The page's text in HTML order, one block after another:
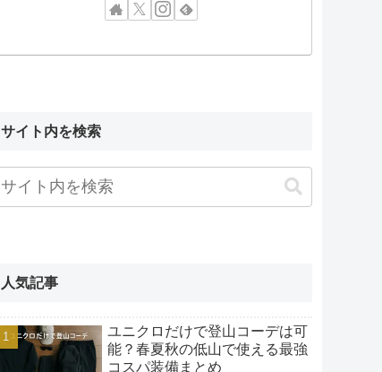
サイト内を検索
人気記事
ユニクロだけで登山コーデは可
能？春夏秋の低山で使える最強
コスパ装備まとめ